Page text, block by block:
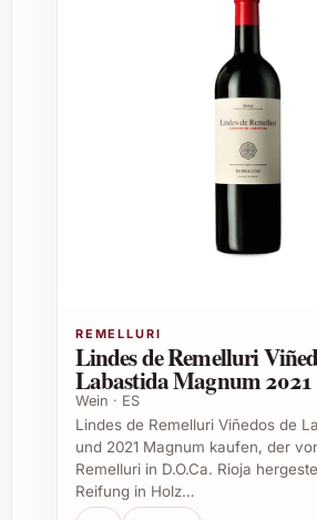
2021
Hauptsächlich
Vollmundig,
von roten Beeren, einem
Gewürzen und sanften
Serviertemperatur:16-18
Gegrilltem
reifem Käse, aber auch
Domaine Mee Godard Les
Moulin à Vent Tinto 2021 eignet
hervorragend als Geschenk
besonderen Ereignissen. Ideal
Geburtstagsfeiern
REMELLURI
Lindes de Remelluri
Labastida Magnum 2021
Wein · ES
Lindes de Remelluri Viñedos de
und 2021 Magnum kaufen, der
Remelluri in D.O.Ca. Rioja
Reifung in Holz…